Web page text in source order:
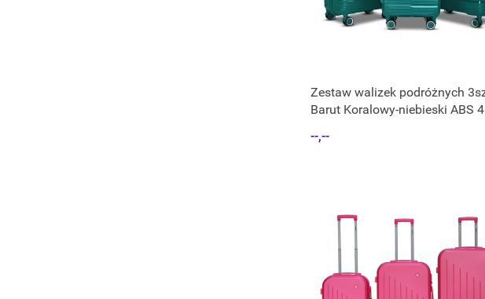
Zestaw walizek podróżnych
Barut Koralowy-niebieski ABS 4
--,--